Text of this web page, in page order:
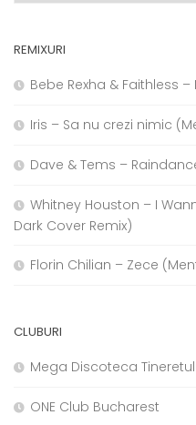
REMIXURI
Bebe Rexha & Faithless –
Iris – Sa nu crezi nimic
Dave & Tems –
Whitney Houston – I
Dark Cover Remix)
Florin Chilian – Zece
CLUBURI
Mega Discoteca
ONE Club Bucharest